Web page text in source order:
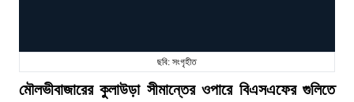
ছবি: সংগৃহীত
মৌলভীবাজারের কুলাউড়া সীমান্তের ওপারে বিএসএফের গুলিতে